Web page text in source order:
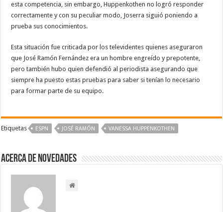
esta competencia, sin embargo, Huppenkothen no logró responder
correctamente y con su peculiar modo, Joserra siguió poniendo a
prueba sus conocimientos.
Esta situación fue criticada por los televidentes quienes aseguraron
que José Ramón Fernández era un hombre engreído y prepotente,
pero también hubo quien defendió al periodista asegurando que
siempre ha puesto estas pruebas para saber si tenían lo necesario
para formar parte de su equipo.
Etiquetas ESPN JOSÉ RAMÓN VANESSA HUPPENKOTHEN
Acerca de NOVEDADES